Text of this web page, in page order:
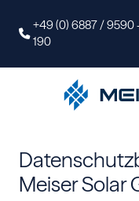
+49 (0) 6887 / 9590
190
Meiser Solar